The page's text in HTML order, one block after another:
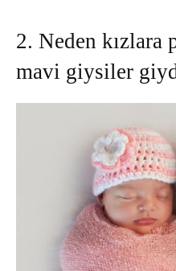
2. Neden kızlara
mavi giysiler